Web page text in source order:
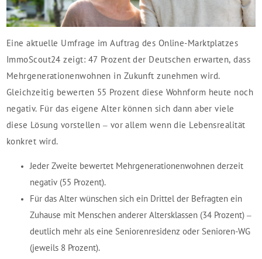
Eine aktuelle Umfrage im Auftrag des Online-Marktplatzes
ImmoScout24 zeigt: 47 Prozent der Deutschen erwarten, dass
Mehrgenerationenwohnen in Zukunft zunehmen wird.
Gleichzeitig bewerten 55 Prozent diese Wohnform heute noch
negativ. Für das eigene Alter können sich dann aber viele
diese Lösung vorstellen – vor allem wenn die Lebensrealität
konkret wird.
Jeder Zweite bewertet Mehrgenerationenwohnen derzeit
negativ (55 Prozent).
Für das Alter wünschen sich ein Drittel der Befragten ein
Zuhause mit Menschen anderer Altersklassen (34 Prozent) –
deutlich mehr als eine Seniorenresidenz oder Senioren-WG
(jeweils 8 Prozent).